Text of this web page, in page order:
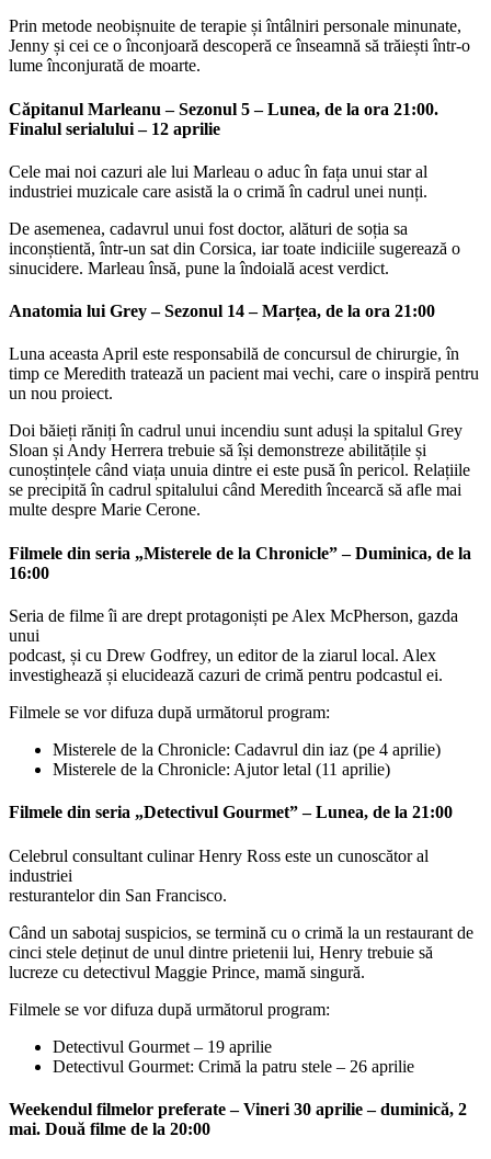
Prin metode neobișnuite de terapie și întâlniri personale minunate,
Jenny și cei ce o înconjoară descoperă ce înseamnă să trăiești într-o
lume înconjurată de moarte.
Căpitanul Marleanu – Sezonul 5 – Lunea, de la ora 21:00.
Finalul serialului – 12 aprilie
Cele mai noi cazuri ale lui Marleau o aduc în fața unui star al
industriei muzicale care asistă la o crimă în cadrul unei nunți.
De asemenea, cadavrul unui fost doctor, alături de soția sa
inconștientă, într-un sat din Corsica, iar toate indiciile sugerează o
sinucidere. Marleau însă, pune la îndoială acest verdict.
Anatomia lui Grey – Sezonul 14 – Marțea, de la ora 21:00
Luna aceasta April este responsabilă de concursul de chirurgie, în
timp ce Meredith tratează un pacient mai vechi, care o inspiră pentru
un nou proiect.
Doi băieți răniți în cadrul unui incendiu sunt aduși la spitalul Grey
Sloan și Andy Herrera trebuie să își demonstreze abilitățile și
cunoștințele când viața unuia dintre ei este pusă în pericol. Relațiile
se precipită în cadrul spitalului când Meredith încearcă să afle mai
multe despre Marie Cerone.
Filmele din seria „Misterele de la Chronicle” – Duminica, de la
16:00
Seria de filme îi are drept protagoniști pe Alex McPherson, gazda
unui
podcast, și cu Drew Godfrey, un editor de la ziarul local. Alex
investighează și elucidează cazuri de crimă pentru podcastul ei.
Filmele se vor difuza după următorul program:
Misterele de la Chronicle: Cadavrul din iaz (pe 4 aprilie)
Misterele de la Chronicle: Ajutor letal (11 aprilie)
Filmele din seria „Detectivul Gourmet” – Lunea, de la 21:00
Celebrul consultant culinar Henry Ross este un cunoscător al
industriei
resturantelor din San Francisco.
Când un sabotaj suspicios, se termină cu o crimă la un restaurant de
cinci stele deținut de unul dintre prietenii lui, Henry trebuie să
lucreze cu detectivul Maggie Prince, mamă singură.
Filmele se vor difuza după următorul program:
Detectivul Gourmet – 19 aprilie
Detectivul Gourmet: Crimă la patru stele – 26 aprilie
Weekendul filmelor preferate – Vineri 30 aprilie – duminică, 2
mai. Două filme de la 20:00